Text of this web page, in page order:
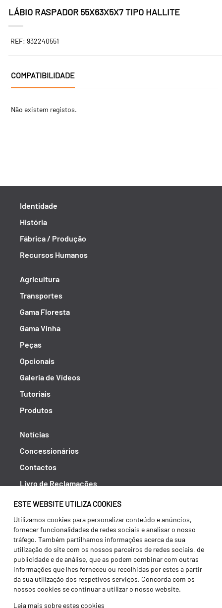
ESTE WEBSITE UTILIZA COOKIES
Utilizamos cookies para personalizar conteúdo e anúncios,
fornecer funcionalidades de redes sociais e analisar o nosso
tráfego. Também partilhamos informações acerca da sua
utilização do site com os nossos parceiros de redes sociais, de
publicidade e de análise, que as podem combinar com outras
informações que lhes forneceu ou recolhidas por estes a partir
da sua utilização dos respetivos serviços. Concorda com os
nossos cookies se continuar a utilizar o nosso website.
Leia mais sobre estes cookies
LÁBIO RASPADOR 55X63X5X7 TIPO HALLITE
REF: 932240551
COMPATIBILIDADE
Não existem registos.
Identidade
História
Fábrica / Produção
Recursos Humanos
Agricultura
Transportes
Gama Floresta
Gama Vinha
Peças
Opcionais
Galeria de Vídeos
Tutoriais
Produtos
Notícias
Concessionários
Contactos
Livro de Reclamações
Política de Privacidade
Canal de Denúncias (RGPC)
Termos e condições